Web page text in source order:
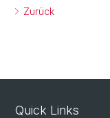
Zurück
Quick Links